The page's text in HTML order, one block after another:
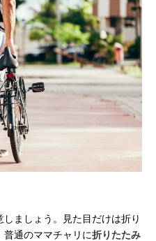
ましょう。見た目だけは折り
通のママチャリに折りたたみ